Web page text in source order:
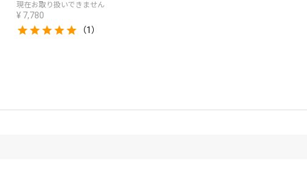
現在お取り扱いできません
¥ 7,780
（1）